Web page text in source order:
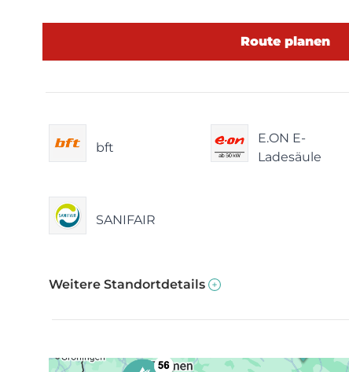
Route planen
bft
E.ON E-
Ladesäule
SANIFAIR
Weitere Standortdetails